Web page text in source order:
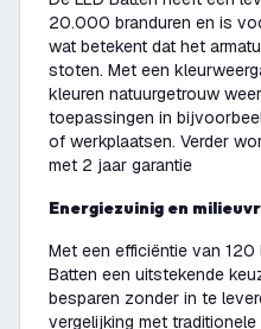
20.000 branduren en is
wat betekent dat het
stoten. Met een
kleuren natuurgetrouw
toepassingen in
of werkplaatsen. Verder
met 2 jaar garantie
Energiezuinig en
Met een efficiëntie van 120
Batten een uitstekende
besparen zonder in te
vergelijking met